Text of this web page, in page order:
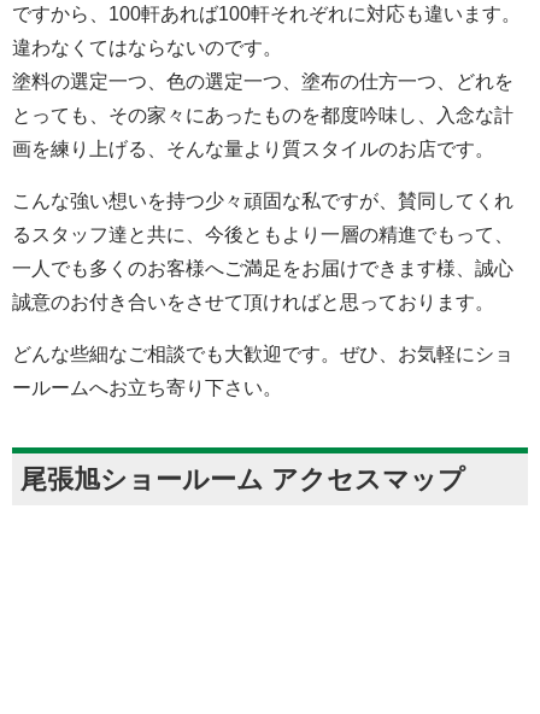
ですから、100軒あれば100軒それぞれに対応も違います。
違わなくてはならないのです。
塗料の選定一つ、色の選定一つ、塗布の仕方一つ、どれを
とっても、その家々にあったものを都度吟味し、入念な計
画を練り上げる、そんな量より質スタイルのお店です。
こんな強い想いを持つ少々頑固な私ですが、賛同してくれ
るスタッフ達と共に、今後ともより一層の精進でもって、
一人でも多くのお客様へご満足をお届けできます様、誠心
誠意のお付き合いをさせて頂ければと思っております。
どんな些細なご相談でも大歓迎です。ぜひ、お気軽にショ
ールームへお立ち寄り下さい。
尾張旭ショールーム アクセスマップ